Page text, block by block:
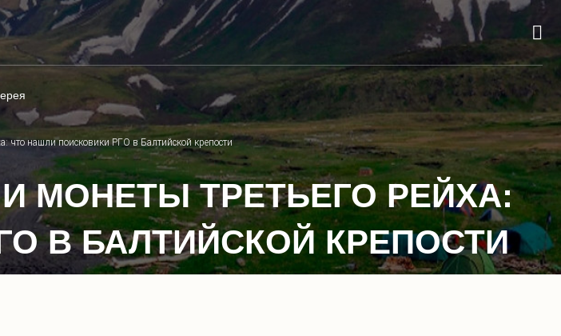
что нашли поисковики РГО в Балтийской крепости
МОНЕТЫ ТРЕТЬЕГО РЕЙХА:
В БАЛТИЙСКОЙ КРЕПОСТИ